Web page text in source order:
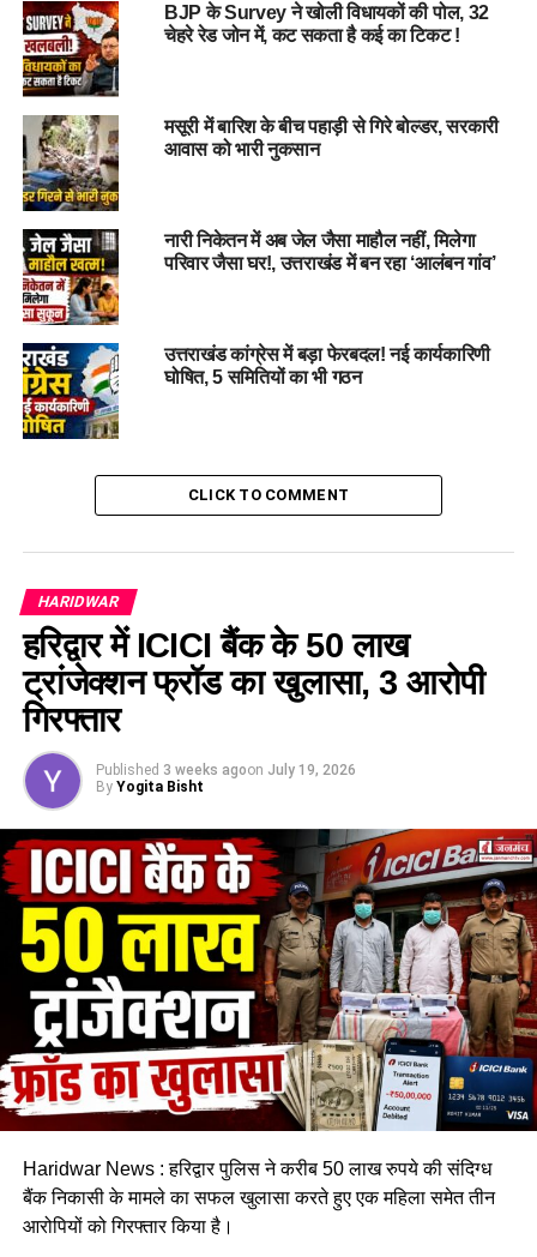
#trivialmatter, #
RELATED TOPICS: BEAT BROTHER-IN-LAW
DEATH
HARIDWARCRIME
STICK
TRIVIAL MATTER
UTTARAKHAND
UP NEXT
लापता किशोरी नजीबाबाद में मिली, धर्मांतरण के आरोप ने मचाई थी
हलचल…
DON'T MISS
उत्तराखंड की शांति पर खतरा: रेलवे ट्रैक पर डेटोनेटर, सुरक्षा बलों
BJP के Survey ने खोली विधायकों की पोल, 32
चेहरे रेड जोन में, कट सकता है कई का टिकट !
मसूरी में बारिश के बीच पहाड़ी से गिरे बोल्डर, सरकारी
आवास को भारी नुकसान
नारी निकेतन में अब जेल जैसा माहौल नहीं, मिलेगा
परिवार जैसा घर!, उत्तराखंड में बन रहा ‘आलंबन गांव’
उत्तराखंड कांग्रेस में बड़ा फेरबदल! नई कार्यकारिणी
घोषित, 5 समितियों का भी गठन
CLICK TO COMMENT
HARIDWAR
हरिद्वार में ICICI बैंक के 50 लाख
ट्रांजेक्शन फ्रॉड का खुलासा, 3 आरोपी
गिरफ्तार
Published 3 weeks agoon July 19, 2026
By Yogita Bisht
Haridwar News : हरिद्वार पुलिस ने करीब 50 लाख रुपये की संदिग्ध
बैंक निकासी के मामले का सफल खुलासा करते हुए एक महिला समेत तीन
आरोपियों को गिरफ्तार किया है।